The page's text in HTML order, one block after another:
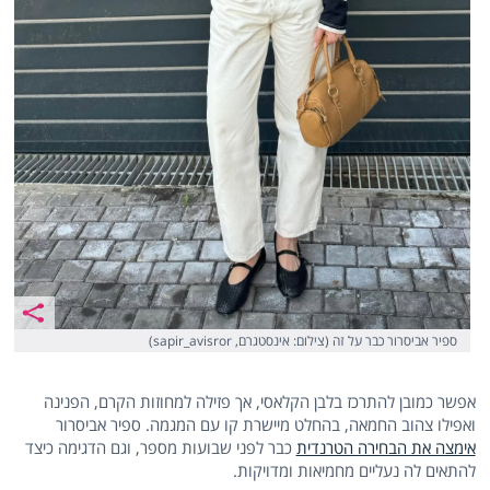
ספיר אביסרור כבר על זה (צילום: אינסטגרם, sapir_avisror)
אפשר כמובן להתרכז בלבן הקלאסי, אך פזילה למחוזות הקרם, הפנינה
ואפילו צהוב החמאה, בהחלט מיישרת קו עם המגמה. ספיר אביסרור
אימצה את הבחירה הטרנדיתכבר לפני שבועות מספר, וגם הדגימה כיצד
להתאים לה נעליים מחמיאות ומדויקות.